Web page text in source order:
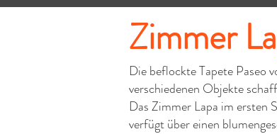
Zimmer
Die beflockte Tapete Paseo
verschiedenen Objekte
Das Zimmer Lapa im ersten
verfügt über einen